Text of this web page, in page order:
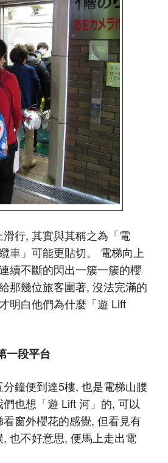
行, 其實與其稱之為「電
車」可能更貼切。 電梯向上
續不斷的閃出一簇一簇的櫻
那幾位旅客圍著, 沒法完滿的
明白他們為什麼「遊 Lift
一段平台
鐘便到達5樓, 也是電梯山腰
也想「遊 Lift 河」的, 可以
窗外櫻花的感覺, 但看見有
也不好意思, 便馬上走出電